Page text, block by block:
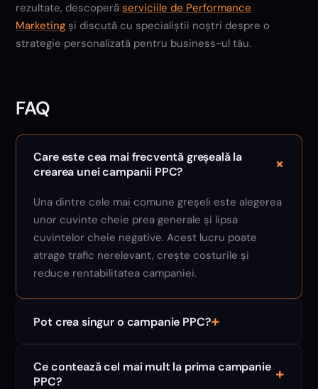
rezultate, descoperăserviciile de Performance
Marketing și discută cu specialiștii noștri despre o
strategie personalizată pentru business-ul tău.
FAQ
Care este cea mai frecventă greșeală la
crearea unei campanii PPC?
+
Una dintre cele mai comune greșeli este alegerea
unor cuvinte cheie prea generale și lipsa
cuvintelor cheie negative. Acest lucru poate
atrage trafic nerelevant, crește costurile și
reduce rentabilitatea campaniei.
Pot crea singur o campanie PPC?+
Ce contează cel mai mult la prima campanie
PPC?
+